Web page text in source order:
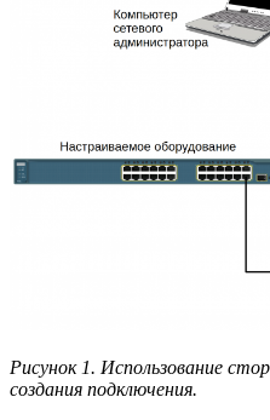
Рисунок 1. Использование
создания подключения.